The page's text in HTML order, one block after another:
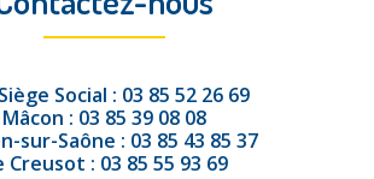
Siège Social : 03 85 52 26 69
Mâcon : 03 85 39 08 08
sur-Saône : 03 85 43 85 37
Creusot : 03 85 55 93 69